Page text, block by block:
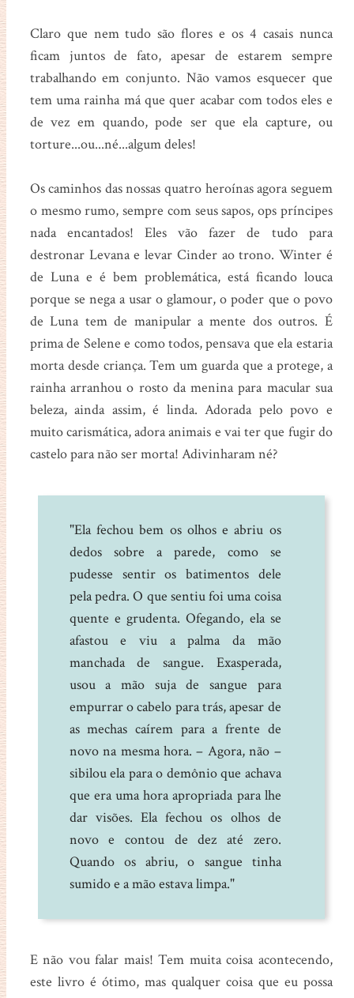
Claro que nem tudo são flores e os 4 casais nunca
ficam juntos de fato, apesar de estarem sempre
trabalhando em conjunto. Não vamos esquecer que
tem uma rainha má que quer acabar com todos eles e
de vez em quando, pode ser que ela capture, ou
torture...ou...né...algum deles!
Os caminhos das nossas quatro heroínas agora seguem
o mesmo rumo, sempre com seus sapos, ops príncipes
nada encantados! Eles vão fazer de tudo para
destronar Levana e levar Cinder ao trono. Winter é
de Luna e é bem problemática, está ficando louca
porque se nega a usar o glamour, o poder que o povo
de Luna tem de manipular a mente dos outros. É
prima de Selene e como todos, pensava que ela estaria
morta desde criança. Tem um guarda que a protege, a
rainha arranhou o rosto da menina para macular sua
beleza, ainda assim, é linda. Adorada pelo povo e
muito carismática, adora animais e vai ter que fugir do
castelo para não ser morta! Adivinharam né?
"Ela fechou bem os olhos e abriu os
dedos sobre a parede, como se
pudesse sentir os batimentos dele
pela pedra. O que sentiu foi uma coisa
quente e grudenta. Ofegando, ela se
afastou e viu a palma da mão
manchada de sangue. Exasperada,
usou a mão suja de sangue para
empurrar o cabelo para trás, apesar de
as mechas caírem para a frente de
novo na mesma hora. – Agora, não –
sibilou ela para o demônio que achava
que era uma hora apropriada para lhe
dar visões. Ela fechou os olhos de
novo e contou de dez até zero.
Quando os abriu, o sangue tinha
sumido e a mão estava limpa."
E não vou falar mais! Tem muita coisa acontecendo,
este livro é ótimo, mas qualquer coisa que eu possa